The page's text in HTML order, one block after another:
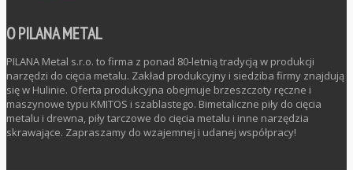
O PILANA METAL
PILANA Metal s.r.o. to firma z ponad 80-letnią tradycją w produkcji
narzędzi do cięcia metalu. Zakład produkcyjny i siedziba firmy znajdują
się w Hulinie. Oferta produkcyjna obejmuje brzeszczoty ręczne i
maszynowe typu KMITOS i szablastego. Bimetaliczne piły do cięcia
metalu i drewna, piły tarczowe do cięcia metalu i inne narzędzia
skrawające. Zapraszamy do wzajemnej i udanej współpracy!